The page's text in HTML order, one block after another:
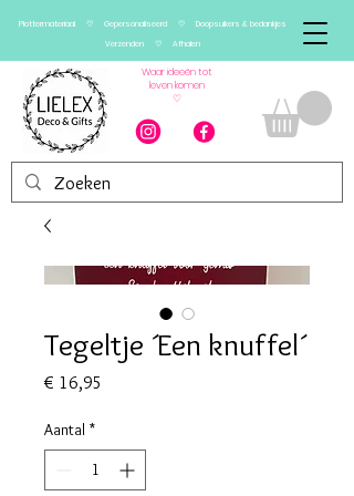
Plottermateriaal ♡ Gepersonaliseerd ♡ Doopsuikers & bedankjes
Verzenden ♡ Afhalen
Waar ideeën tot
leven komen
♡
Tegeltje ´Een knuffel´
€ 16,95
Aantal *